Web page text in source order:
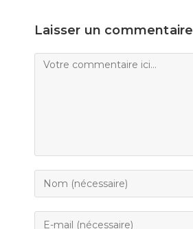
Laisser un commentaire
Comment
Enter
your
name
Enter